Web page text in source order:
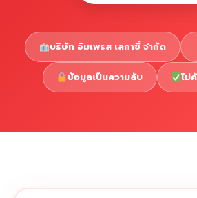
Copyright © 2026 รับทำวิจัย รับท
บริษัท อิมเพรส เลกาซี่ จำกัด
ข้อมูลเป็นความลับ ไม่